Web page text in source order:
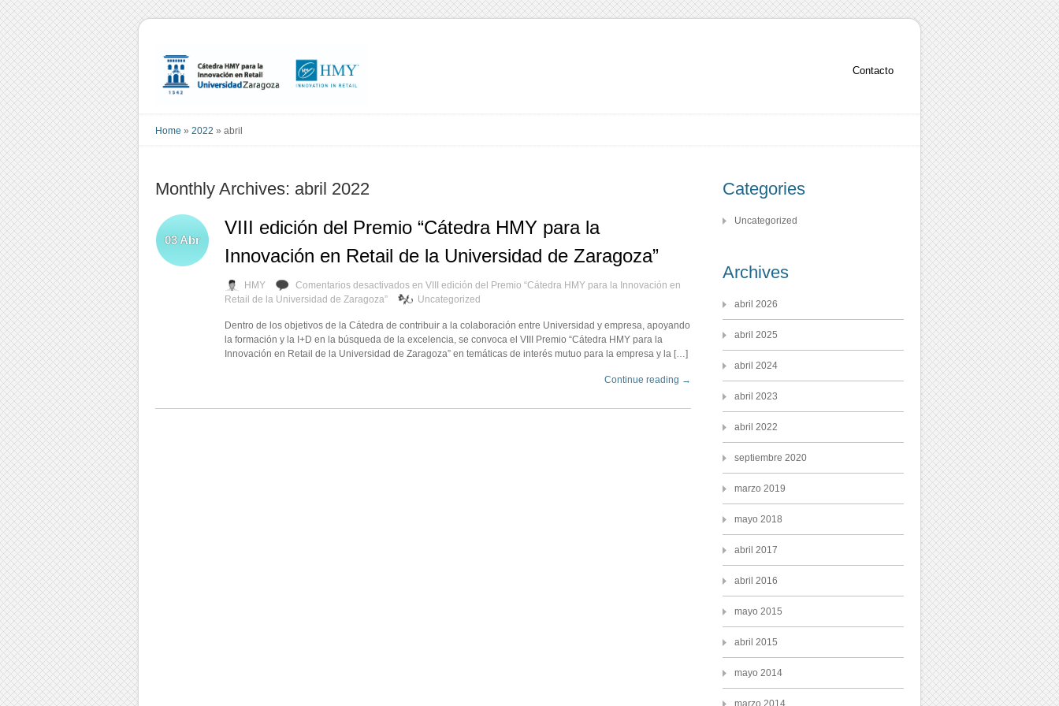
Contacto
Home » 2022 » abril
Monthly Archives: abril 2022
VIII edición del Premio “Cátedra HMY para la
Innovación en Retail de la Universidad de Zaragoza”
03Abr
HMY Comentarios desactivados en VIII edición del Premio “Cátedra HMY para la Innovación en
Retail de la Universidad de Zaragoza”
Uncategorized
Dentro de los objetivos de la Cátedra de contribuir a la colaboración entre Universidad y empresa, apoyando
la formación y la I+D en la búsqueda de la excelencia, se convoca el VIII Premio “Cátedra HMY para la
Innovación en Retail de la Universidad de Zaragoza” en temáticas de interés mutuo para la empresa y la […]
Continue reading →
Categories
Uncategorized
Archives
abril 2026
abril 2025
abril 2024
abril 2023
abril 2022
septiembre 2020
marzo 2019
mayo 2018
abril 2017
abril 2016
mayo 2015
abril 2015
mayo 2014
marzo 2014